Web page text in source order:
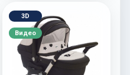
3D
Видео